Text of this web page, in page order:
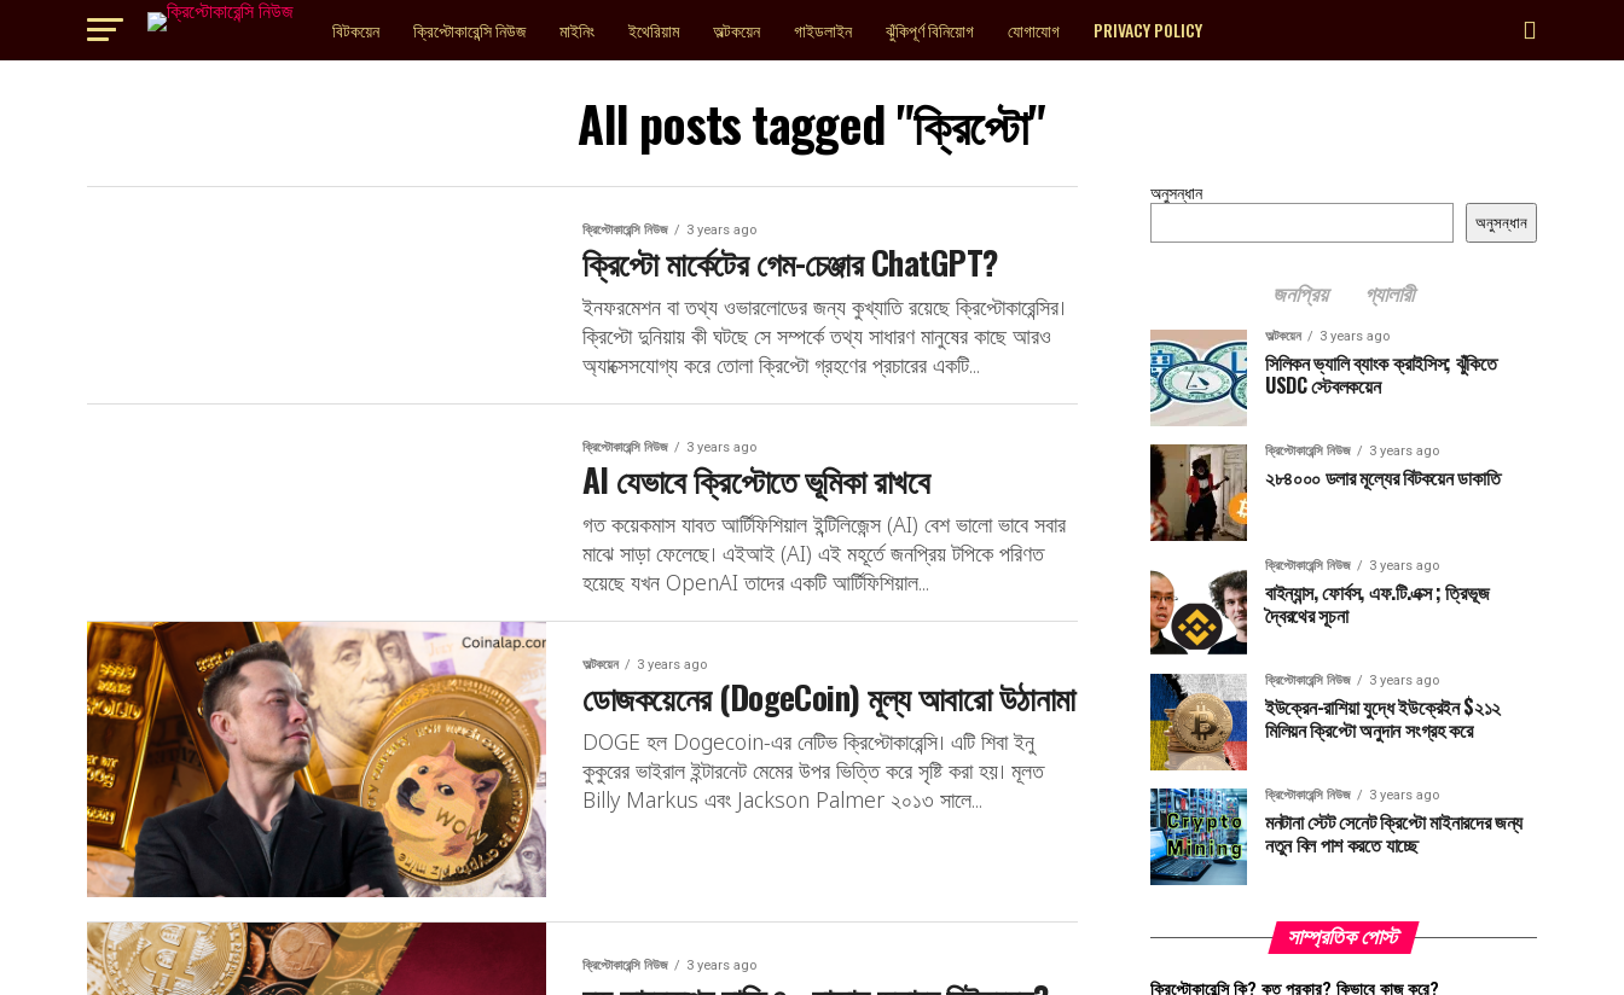
বিটকয়েন ক্রিপ্টোকারেন্সি নিউজ মাইনিং ইথেরিয়াম অল্টকয়েন গাইডলাইন ঝুঁকিপূর্ণ বিনিয়োগ যোগাযোগ PRIVACY POLICY
All posts tagged "ক্রিপ্টো"
ক্রিপ্টোকারেন্সি নিউজ 3 years ago
ক্রিপ্টো মার্কেটের গেম-চেঞ্জার ChatGPT?
ইনফরমেশন বা তথ্য ওভারলোডের জন্য কুখ্যাতি রয়েছে ক্রিপ্টোকারেন্সির।
ক্রিপ্টো দুনিয়ায় কী ঘটছে সে সম্পর্কে তথ্য সাধারণ মানুষের কাছে আরও
অ্যাক্সেসযোগ্য করে তোলা ক্রিপ্টো গ্রহণের প্রচারের একটি...
ক্রিপ্টোকারেন্সি নিউজ 3 years ago
AI যেভাবে ক্রিপ্টোতে ভূমিকা রাখবে
গত কয়েকমাস যাবত আর্টিফিশিয়াল ইন্টিলিজেন্স (AI) বেশ ভালো ভাবে সবার
মাঝে সাড়া ফেলেছে। এইআই (AI) এই মহূর্তে জনপ্রিয় টপিকে পরিণত
হয়েছে যখন OpenAI তাদের একটি আর্টিফিশিয়াল...
অল্টকয়েন 3 years ago
ডোজকয়েনের (DogeCoin) মূল্য আবারো উঠানামা
DOGE হল Dogecoin-এর নেটিভ ক্রিপ্টোকারেন্সি। এটি শিবা ইনু
কুকুরের ভাইরাল ইন্টারনেট মেমের উপর ভিত্তি করে সৃষ্টি করা হয়। মূলত
Billy Markus এবং Jackson Palmer ২০১৩ সালে...
ক্রিপ্টোকারেন্সি নিউজ 3 years ago
অনুসন্ধান
অনুসন্ধান
জনপ্রিয় গ্যালারী
অল্টকয়েন 3 years ago
সিলিকন ভ্যালি ব্যাংক ক্রাইসিস; ঝুঁকিতে
USDC স্টেবলকয়েন
ক্রিপ্টোকারেন্সি নিউজ 3 years ago
২৮৪০০০ ডলার মূল্যের বিটকয়েন ডাকাতি
ক্রিপ্টোকারেন্সি নিউজ 3 years ago
বাইন্যান্স, ফোর্বস, এফ.টি.এক্স ; ত্রিভূজ
দ্বৈরথের সূচনা
ক্রিপ্টোকারেন্সি নিউজ 3 years ago
ইউক্রেন-রাশিয়া যুদ্ধে ইউক্রেইন $২১২
মিলিয়ন ক্রিপ্টো অনুদান সংগ্রহ করে
ক্রিপ্টোকারেন্সি নিউজ 3 years ago
মনটানা স্টেট সেনেট ক্রিপ্টো মাইনারদের জন্য
নতুন বিল পাশ করতে যাচ্ছে
সাম্প্রতিক পোস্ট
ক্রিপ্টোকারেন্সি কি? কত প্রকার? কিভাবে কাজ করে?